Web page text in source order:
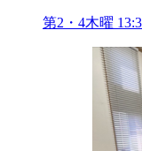
第2・4木曜